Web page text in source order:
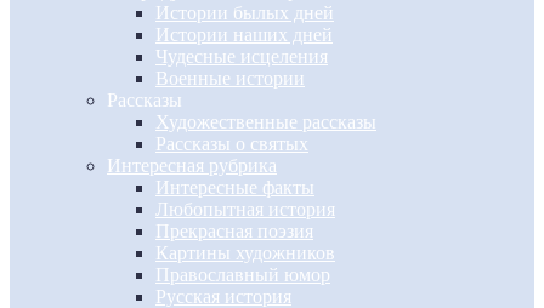
Истории былых дней
Истории наших дней
Чудесные исцеления
Военные истории
Рассказы
Художественные рассказы
Рассказы о святых
Интересная рубрика
Интересные факты
Любопытная история
Прекрасная поэзия
Картины художников
Православный юмор
Русская история